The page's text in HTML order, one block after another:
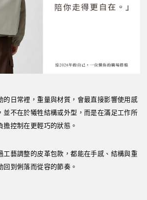
的日常裡，重量與材質，會最直接影響使用感
並不在於犧牲結構或外型，而是在滿足工作所
控制在更輕巧的狀態。
工藝調整的皮革包款，都能在手感、結構與重
到俐落而從容的節奏。